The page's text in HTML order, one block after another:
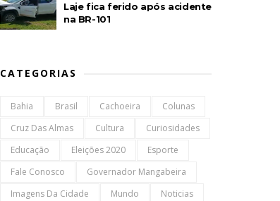
Laje fica ferido após acidente
na BR-101
CATEGORIAS
Bahia Brasil Cachoeira
Colunas
Cruz Das Almas
Cultura
Curiosidades
Educação
Eleições 2020
Esporte
Fale Conosco
Governador Mangabeira
Imagens Da Cidade
Mundo
Noticias